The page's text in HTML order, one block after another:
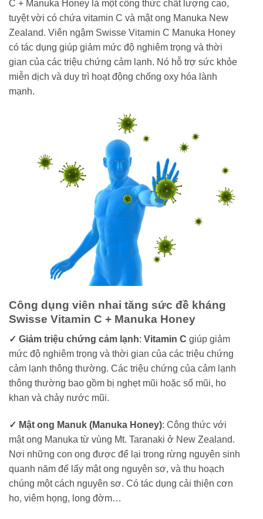
C + Manuka Honey là một công thức chất lượng cao,
tuyệt vời có chứa vitamin C và mật ong Manuka New
Zealand. Viên ngậm Swisse Vitamin C Manuka Honey
có tác dụng giúp giảm mức độ nghiêm trọng và thời
gian của các triệu chứng cảm lạnh. Nó hỗ trợ sức khỏe
miễn dịch và duy trì hoạt động chống oxy hóa lành
mạnh.
Công dụng viên nhai tăng sức đề kháng
Swisse Vitamin C + Manuka Honey
✓ Giảm triệu chứng cảm lạnh: Vitamin C giúp giảm
mức độ nghiêm trọng và thời gian của các triệu chứng
cảm lạnh thông thường. Các triệu chứng của cảm lạnh
thông thường bao gồm bị nghẹt mũi hoặc sổ mũi, ho
khan và chảy nước mũi.
✓ Mật ong Manuk (Manuka Honey): Công thức với
mật ong Manuka từ vùng Mt. Taranaki ở New Zealand.
Nơi những con ong được để lại trong rừng nguyên sinh
quanh năm để lấy mật ong nguyên sơ, và thu hoạch
chúng một cách nguyên sơ. Có tác dụng cải thiện cơn
ho, viêm họng, long đờm…